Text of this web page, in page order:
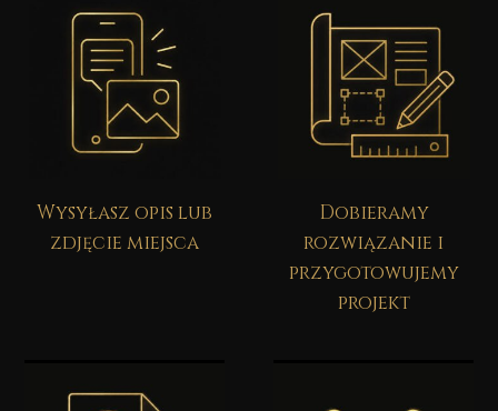
Wysyłasz opis lub
zdjęcie miejsca
Dobieramy
rozwiązanie i
przygotowujemy
projekt